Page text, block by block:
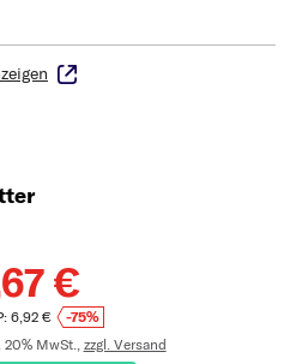
€
6,92 €
-75%
20% MwSt.,zzgl. Versand